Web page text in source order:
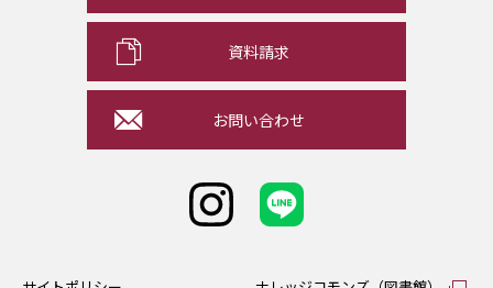
資料請求
お問い合わせ